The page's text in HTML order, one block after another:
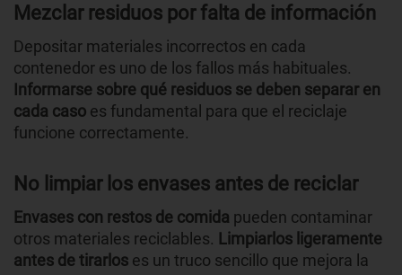
Mezclar residuos por falta de información
Depositar materiales incorrectos en cada
contenedor es uno de los fallos más habituales.
Informarse sobre qué residuos se deben separar en
cada caso es fundamental para que el reciclaje
funcione correctamente.
No limpiar los envases antes de reciclar
Envases con restos de comida pueden contaminar
otros materiales reciclables. Limpiarlos ligeramente
antes de tirarlos es un truco sencillo que mejora la